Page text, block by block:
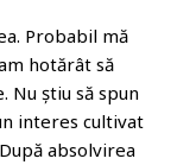
Probabil mă
hotărât să
Nu știu să spun
interes cultivat
absolvirea